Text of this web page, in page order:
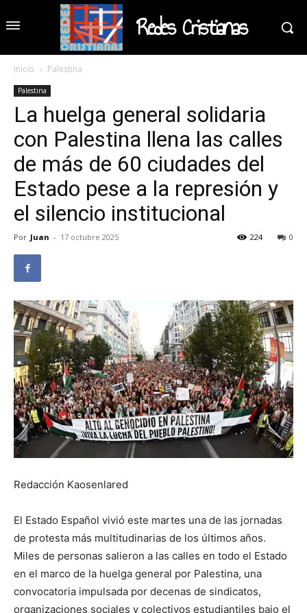
Redes Cristianas
Inicio Palestina
Palestina
La huelga general solidaria
con Palestina llena las calles
de más de 60 ciudades del
Estado pese a la represión y
el silencio institucional
Por Juan - 17 octubre 2025 0
224
Redacción Kaosenlared
El Estado Español vivió este martes una de las jornadas
de protesta más multitudinarias de los últimos años.
Miles de personas salieron a las calles en todo el Estado
en el marco de la huelga general por Palestina, una
convocatoria impulsada por decenas de sindicatos,
organizaciones sociales y colectivos estudiantiles bajo el